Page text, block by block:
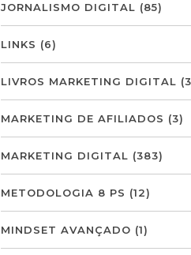
JORNALISMO DIGITAL (85)
LINKS (6)
LIVROS MARKETING DIGITAL
MARKETING DE AFILIADOS (3)
MARKETING DIGITAL (383)
METODOLOGIA 8 PS (12)
MINDSET AVANÇADO (1)